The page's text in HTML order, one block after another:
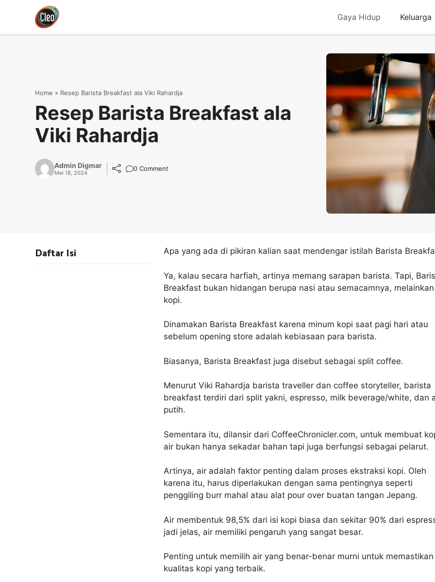
Gaya Hidup Keluarga
Home » Resep Barista Breakfast ala Viki Rahardja
Resep Barista Breakfast ala
Viki Rahardja
Admin Digmar
Mei 18, 2024
0 Comment
Apa yang ada di pikiran kalian saat mendengar istilah Barista
Ya, kalau secara harfiah, artinya memang sarapan barista. Tapi,
Breakfast bukan hidangan berupa nasi atau semacamnya, melainkan
kopi.
Dinamakan Barista Breakfast karena minum kopi saat pagi hari atau
sebelum opening store adalah kebiasaan para barista.
Biasanya, Barista Breakfast juga disebut sebagai split coffee.
Menurut Viki Rahardja barista traveller dan coffee storyteller, barista
breakfast terdiri dari split yakni, espresso, milk beverage/white, dan
putih.
Sementara itu, dilansir dari CoffeeChronicler.com, untuk membuat
air bukan hanya sekadar bahan tapi juga berfungsi sebagai pelarut.
Artinya, air adalah faktor penting dalam proses ekstraksi kopi. Oleh
karena itu, harus diperlakukan dengan sama pentingnya seperti
penggiling burr mahal atau alat pour over buatan tangan Jepang.
Air membentuk 98,5% dari isi kopi biasa dan sekitar 90% dari
jadi jelas, air memiliki pengaruh yang sangat besar.
Penting untuk memilih air yang benar-benar murni untuk memastikan
kualitas kopi yang terbaik.
Daftar Isi